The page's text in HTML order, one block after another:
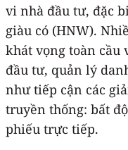
vi nhà đầu tư, đặc
giàu có (HNW).
khát vọng toàn cầu
đầu tư, quản lý
như tiếp cận các
truyền thống: bất
phiếu trực tiếp.